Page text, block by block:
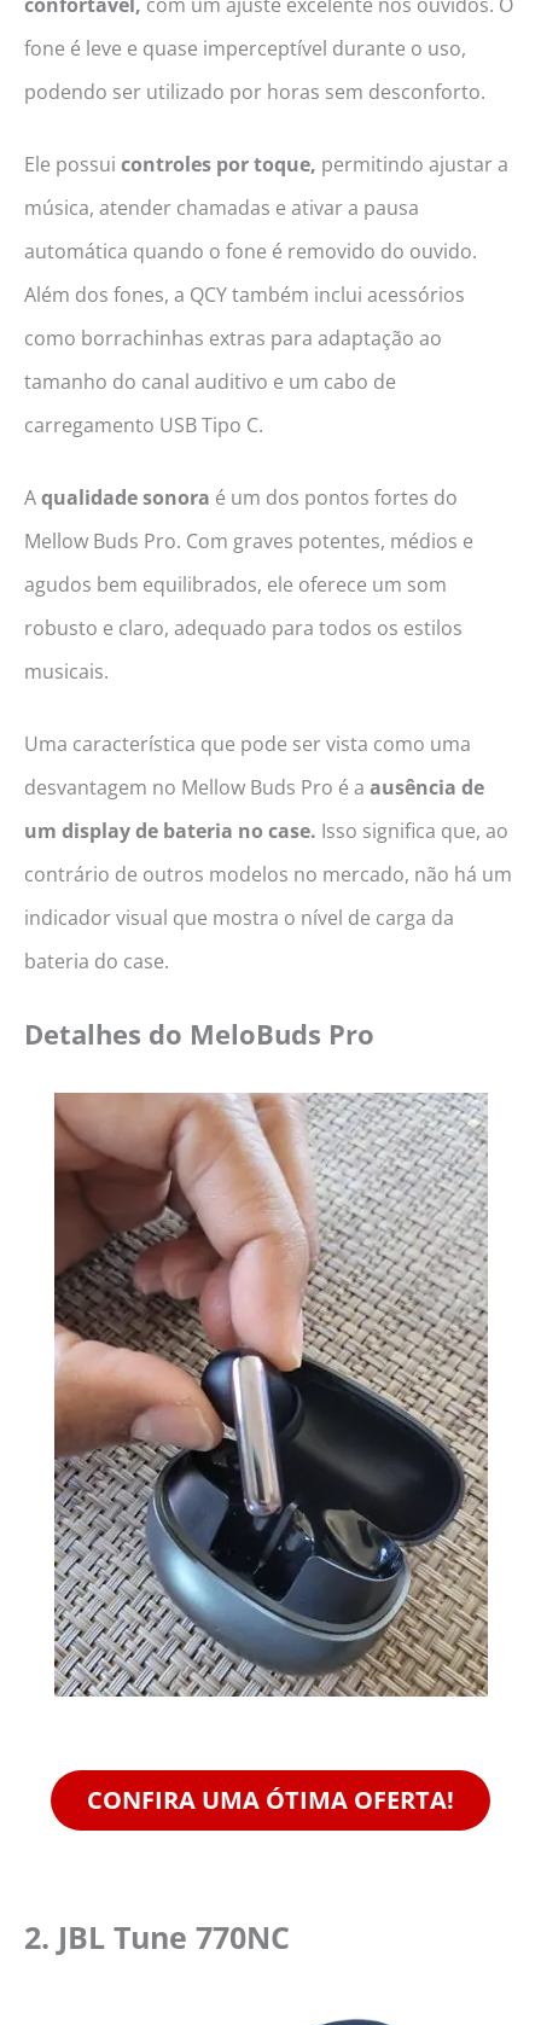
fone é leve e quase imperceptível durante o uso,
podendo ser utilizado por horas sem desconforto.
Ele possui controles por toque, permitindo ajustar a
música, atender chamadas e ativar a pausa
automática quando o fone é removido do ouvido.
Além dos fones, a QCY também inclui acessórios
como borrachinhas extras para adaptação ao
tamanho do canal auditivo e um cabo de
carregamento USB Tipo C.
Aqualidade sonora é um dos pontos fortes do
Mellow Buds Pro. Com graves potentes, médios e
agudos bem equilibrados, ele oferece um som
robusto e claro, adequado para todos os estilos
musicais.
Uma característica que pode ser vista como uma
desvantagem no Mellow Buds Pro é a ausência de
um display de bateria no case. Isso significa que, ao
contrário de outros modelos no mercado, não há um
indicador visual que mostra o nível de carga da
bateria do case.
Detalhes do MeloBuds Pro
CONFIRA UMA ÓTIMA OFERTA!
2. JBL Tune 770NC